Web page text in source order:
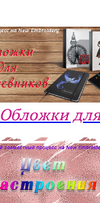
Обложки